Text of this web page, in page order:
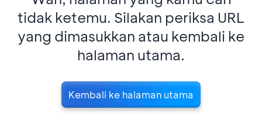
tidak ketemu. Silakan periksa URL
yang dimasukkan atau kembali ke
halaman utama.
Kembali ke halaman utama